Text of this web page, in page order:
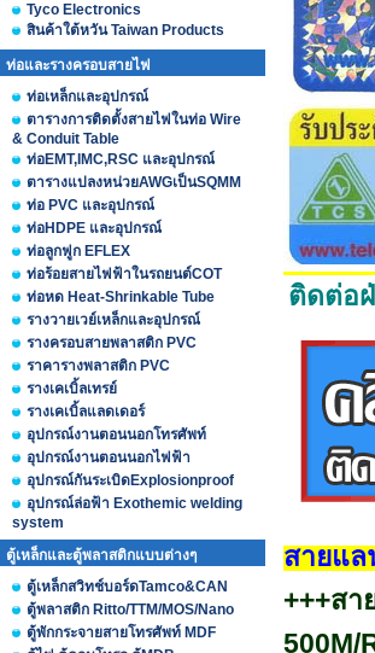
Tyco Electronics
สินค้าใต้หวัน Taiwan Products
ท่อและรางครอบสายไฟ
ท่อเหล็กและอุปกรณ์
ตารางการติดตั้งสายไฟในท่อ Wire
& Conduit Table
ท่อEMT,IMC,RSC และอุปกรณ์
ตารางแปลงหน่วยAWGเป็นSQMM
ท่อ PVC และอุปกรณ์
ท่อHDPE และอุปกรณ์
ท่อลูกฟูก EFLEX
ท่อร้อยสายไฟฟ้าในรถยนต์COT
ท่อหด Heat-Shrinkable Tube
รางวายเวย์เหล็กและอุปกรณ์
รางครอบสายพลาสติก PVC
ราคารางพลาสติก PVC
รางเคเบิ้ลเทรย์
รางเคเบิ้ลแลดเดอร์
อุปกรณ์งานตอนนอกโทรศัพท์
อุปกรณ์งานตอนนอกไฟฟ้า
อุปกรณ์กันระเบิดExplosionproof
อุปกรณ์ล่อฟ้า Exothemic welding
system
ตู้เหล็กและตู้พลาสติกแบบต่างๆ
ตู้เหล็กสวิทช์บอร์ดTamco&CAN
ตู้พลาสติก Ritto/TTM/MOS/Nano
ตู้พักกระจายสายโทรศัพท์ MDF
ติดต่อ
สายแล
+++สา
500M/